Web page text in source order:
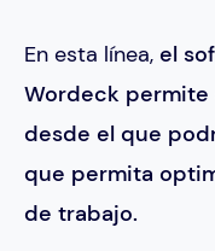
En esta línea, el
Wordeck permite
desde el que
que permita
de trabajo.